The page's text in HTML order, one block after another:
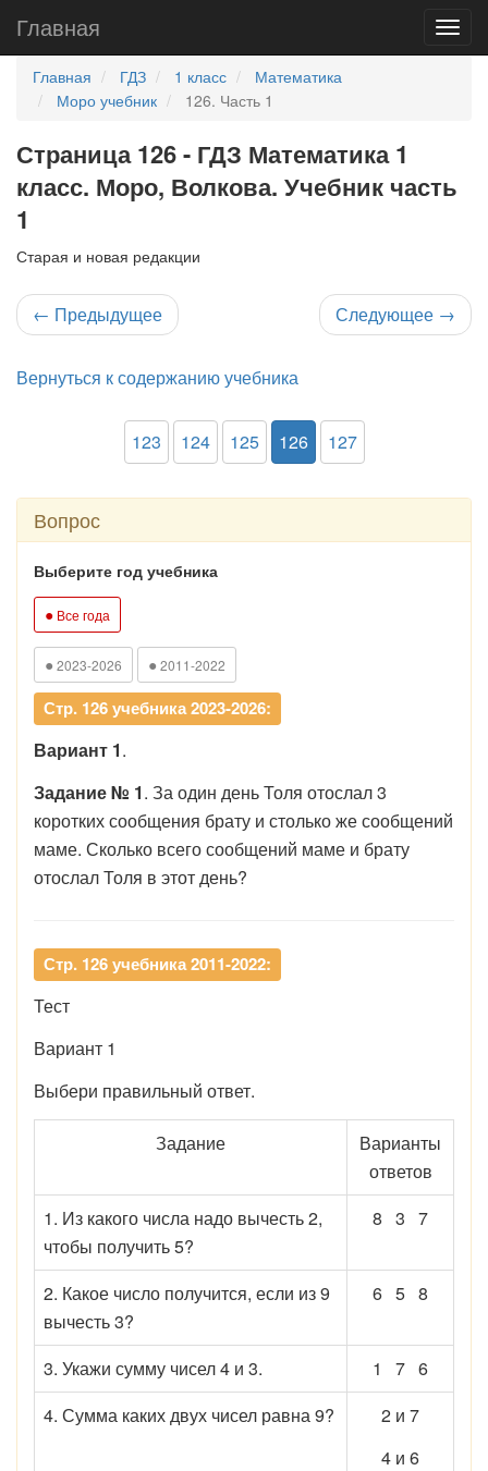
Главная
Главная ГДЗ 1 класс
Математика
Моро учебник
126. Часть 1
Страница 126 - ГДЗ Математика 1
класс. Моро, Волкова. Учебник часть
1
Старая и новая редакции
← Предыдущее Следующее →
Вернуться к содержанию учебника
123 124 125 126 127
Вопрос
Выберите год учебника
● Все года
● 2023-2026 ● 2011-2022
Стр. 126 учебника 2023-2026:
Вариант 1.
Задание№ 1. За один день Толя отослал 3
коротких сообщения брату и столько же сообщений
маме. Сколько всего сообщений маме и брату
отослал Толя в этот день?
Стр. 126 учебника 2011-2022:
Тест
Вариант 1
Выбери правильный ответ.
Задание
Варианты
ответов
1. Из какого числа надо вы­честь 2,
чтобы получить 5?
8 3 7
2. Какое число получится, если из 9
вычесть 3?
6 5 8
3. Укажи сумму чисел 4 и 3.
1 7 6
4. Сумма каких двух чисел рав­на 9?
2 и 7
4 и 6